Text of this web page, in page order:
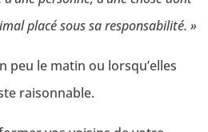
placé sous sa responsabilité. »
peu le matin ou lorsqu’elles
raisonnable.